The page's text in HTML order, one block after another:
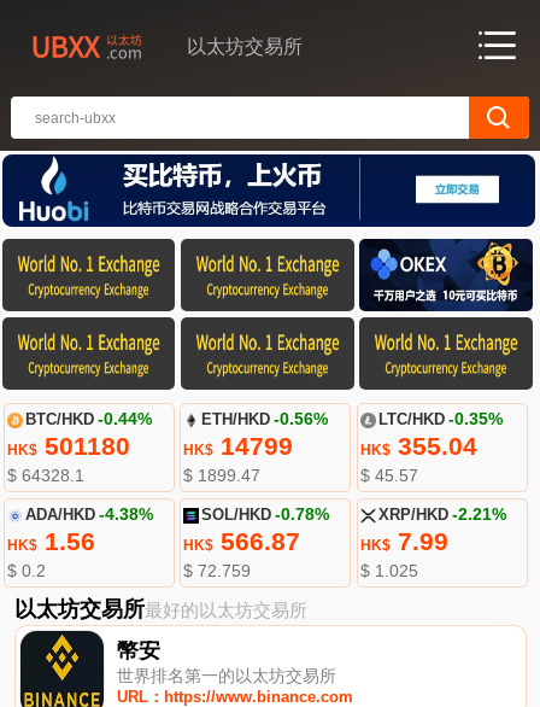
以太坊交易所
BTC/HKD -0.44%
HK$501180
$ 64328.1
ETH/HKD -0.56%
HK$ 14799
$ 1899.47
LTC/HKD -0.35%
HK$355.04
$ 45.57
ADA/HKD -4.38%
HK$1.56
$ 0.2
SOL/HKD -0.78%
HK$ 566.87
$ 72.759
XRP/HKD -2.21%
HK$7.99
$ 1.025
以太坊交易所最好的以太坊交易所
幣安
世界排名第一的以太坊交易所
URL：https://www.binance.com